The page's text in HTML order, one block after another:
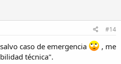
#14
caso de emergencia
, me
técnica".